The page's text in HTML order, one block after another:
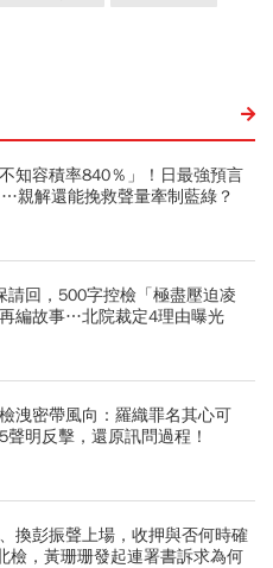
知容積率840％」！日最強預言
親解還能挽救聲量牽制藍綠？
請回，500字控檢「極盡壓迫凌
編故事…北院裁定4理由曝光
洩密帶風向：羅織罪名其心可
明反擊，還原訊問過程！
換彭振聲上場，收押與否何時確
檢，黃珊珊發起連署書訴求為何